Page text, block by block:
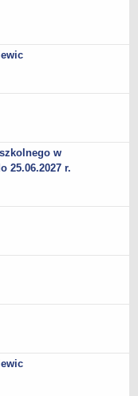
roczne
z JST
w
25.06.2027 r.